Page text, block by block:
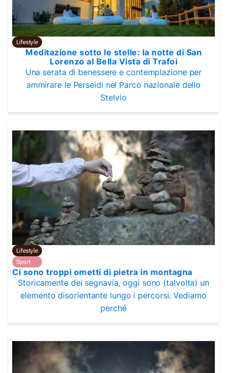
Lifestyle
Meditazione sotto le stelle: la notte di San
Lorenzo al Bella Vista di Trafoi
Una serata di benessere e contemplazione per
ammirare le Perseidi nel Parco nazionale dello
Stelvio
Lifestyle
Sport
Ci sono troppi ometti di pietra in montagna
Storicamente dei segnavia, oggi sono (talvolta) un
elemento disorientante lungo i percorsi. Vediamo
perché